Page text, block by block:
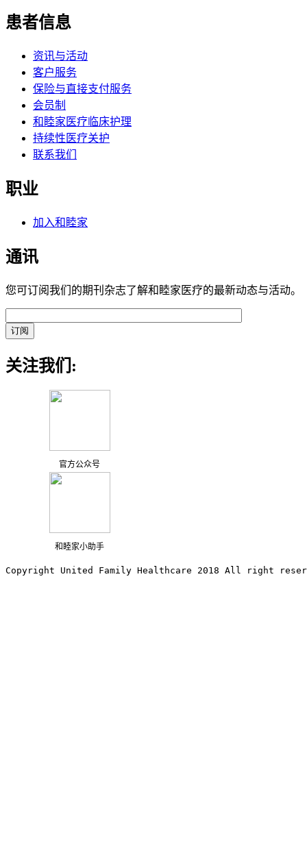
患者信息
资讯与活动
客户服务
保险与直接支付服务
会员制
和睦家医疗临床护理
持续性医疗关护
联系我们
职业
加入和睦家
通讯
您可订阅我们的期刊杂志了解和睦家医疗的最新动态与活动。
关注我们:
官方公众号
和睦家小助手
Copyright United Family Healthcare 2018 All right